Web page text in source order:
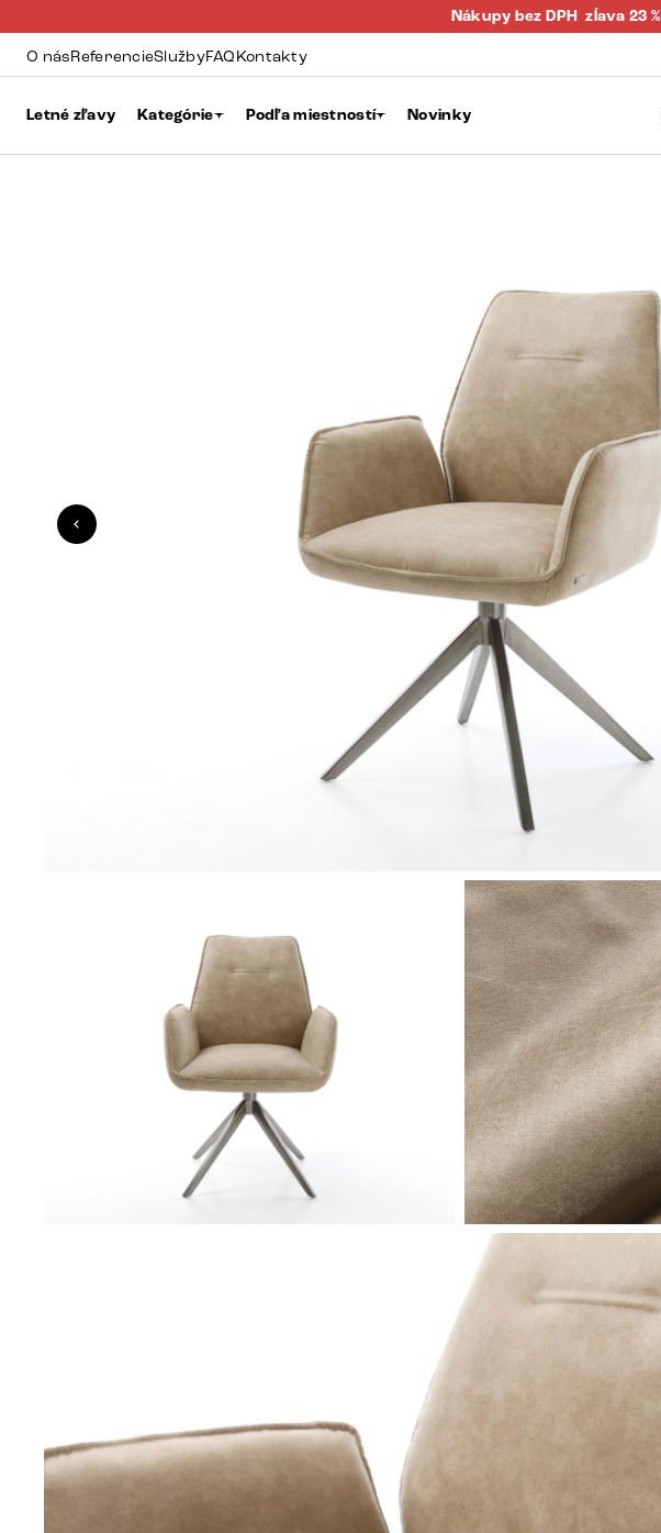
Nákupy bez DPH zĺava 23 %
O násReferencieSlužbyFAQKontakty
Letné zľavy Kategórie Podľa miestností Novinky